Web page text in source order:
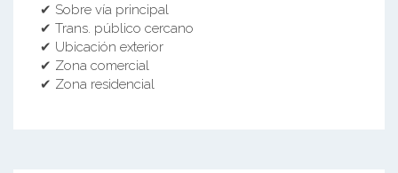
✔ Sobre vía principal
✔ Trans. público cercano
✔ Ubicación exterior
✔ Zona comercial
✔ Zona residencial